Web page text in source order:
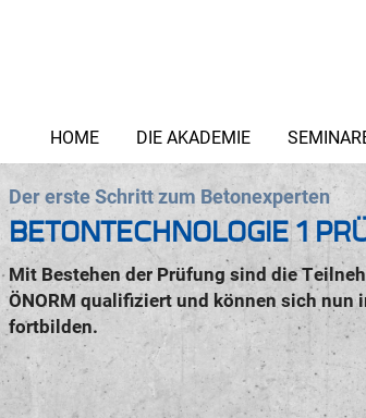
HOME DIE AKADEMIE
Der erste Schritt zum Betonexperten
BETONTECHNOLOGIE 1
Mit Bestehen der Prüfung sind die
ÖNORM qualifiziert und können sich nun
fortbilden.